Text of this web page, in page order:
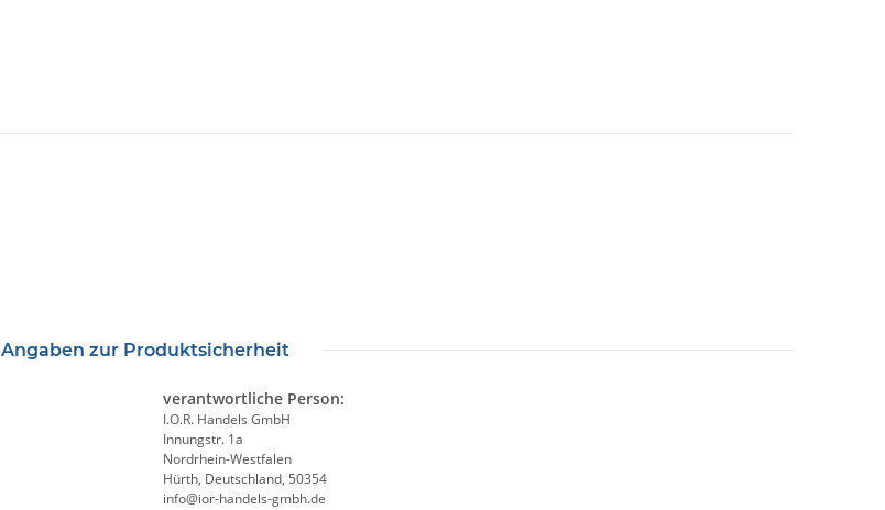
Angaben zur Produktsicherheit
verantwortliche Person:
I.O.R. Handels GmbH
Innungstr. 1a
Nordrhein-Westfalen
Hürth, Deutschland, 50354
info@ior-handels-gmbh.de